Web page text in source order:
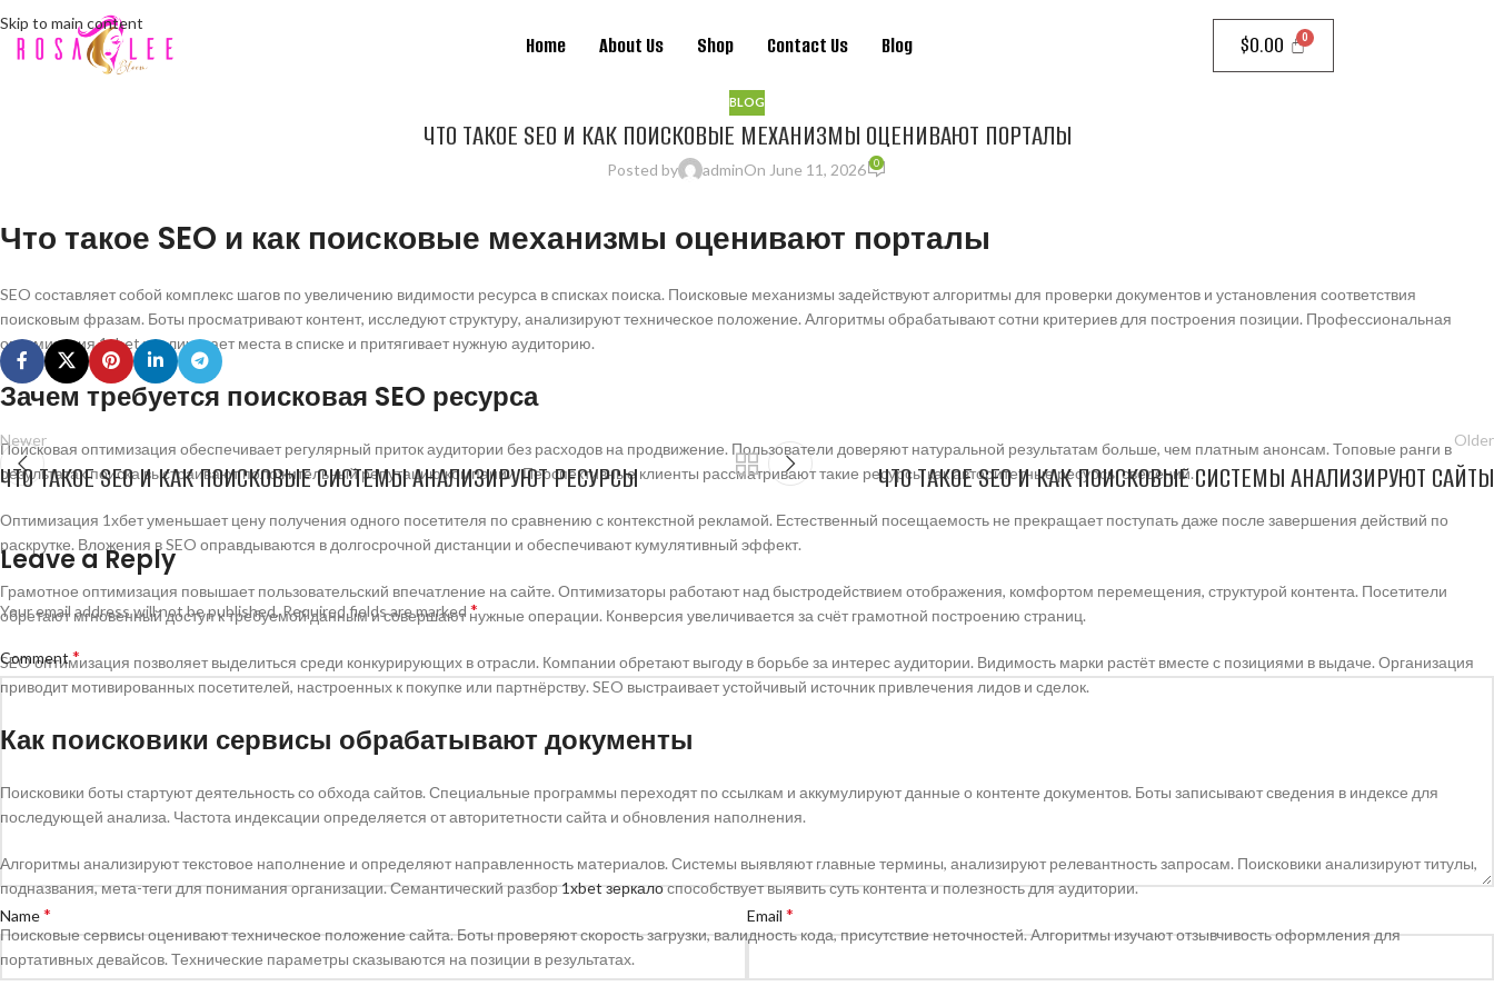
Skip to main content
Home About Us Shop Contact Us Blog $0.00
BLOG
ЧТО ТАКОЕ SEO И КАК ПОИСКОВЫЕ МЕХАНИЗМЫ ОЦЕНИВАЮТ ПОРТАЛЫ
Posted by adminOn June 11, 2026 0
Что такое SEO и как поисковые механизмы оценивают порталы
SEO составляет собой комплекс шагов по увеличению видимости ресурса в списках поиска. Поисковые механизмы задействуют алгоритмы для проверки документов и установления соответствия
поисковым фразам. Боты просматривают контент, исследуют структуру, анализируют техническое положение. Алгоритмы обрабатывают сотни критериев для построения позиции. Профессиональная
оптимизация 1xbet увеличивает места в списке и притягивает нужную аудиторию.
Зачем требуется поисковая SEO ресурса
Поисковая оптимизация обеспечивает регулярный приток аудитории без расходов на продвижение. Пользователи доверяют натуральной результатам больше, чем платным анонсам. Топовые ранги в
результатах поиска выстраивают положительный репутацию компании. Перспективные клиенты рассматривают такие ресурсы как авторитетные ресурсы сведений.
Оптимизация 1хбет уменьшает цену получения одного посетителя по сравнению с контекстной рекламой. Естественный посещаемость не прекращает поступать даже после завершения действий по
раскрутке. Вложения в SEO оправдываются в долгосрочной дистанции и обеспечивают кумулятивный эффект.
Грамотное оптимизация повышает пользовательский впечатление на сайте. Оптимизаторы работают над быстродействием отображения, комфортом перемещения, структурой контента. Посетители
обретают мгновенный доступ к требуемой данным и совершают нужные операции. Конверсия увеличивается за счёт грамотной построению страниц.
SEO оптимизация позволяет выделиться среди конкурирующих в отрасли. Компании обретают выгоду в борьбе за интерес аудитории. Видимость марки растёт вместе с позициями в выдаче. Организация
приводит мотивированных посетителей, настроенных к покупке или партнёрству. SEO выстраивает устойчивый источник привлечения лидов и сделок.
Как поисковики сервисы обрабатывают документы
Поисковики боты стартуют деятельность со обхода сайтов. Специальные программы переходят по ссылкам и аккумулируют данные о контенте документов. Боты записывают сведения в индексе для
последующей анализа. Частота индексации определяется от авторитетности сайта и обновления наполнения.
Алгоритмы анализируют текстовое наполнение и определяют направленность материалов. Системы выявляют главные термины, анализируют релевантность запросам. Поисковики анализируют титулы,
подназвания, мета-теги для понимания организации. Семантический разбор1xbet зеркалоспособствует выявить суть контента и полезность для аудитории.
Поисковые сервисы оценивают техническое положение сайта. Боты проверяют скорость загрузки, валидность кода, присутствие неточностей. Алгоритмы изучают отзывчивость оформления для
портативных девайсов. Технические параметры сказываются на позиции в результатах.
Newer
ЧТО ТАКОЕ SEO И КАК ПОИСКОВЫЕ СИСТЕМЫ АНАЛИЗИРУЮТ РЕСУРСЫ
Older
ЧТО ТАКОЕ SEO И КАК ПОИСКОВЫЕ СИСТЕМЫ АНАЛИЗИРУЮТ САЙТЫ
Leave a Reply
Your email address will not be published. Required fields are marked*
Comment*
Name* Email *